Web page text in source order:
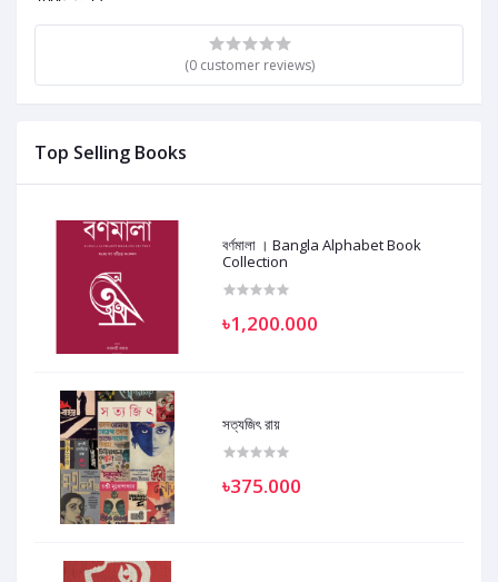
(0 customer reviews)
Top Selling Books
বর্ণমালা । Bangla Alphabet Book
Collection
৳1,200.000
সত্যজিৎ রায়
৳375.000